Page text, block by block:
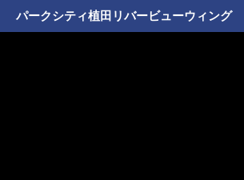
パークシティ植田リバービューウィング